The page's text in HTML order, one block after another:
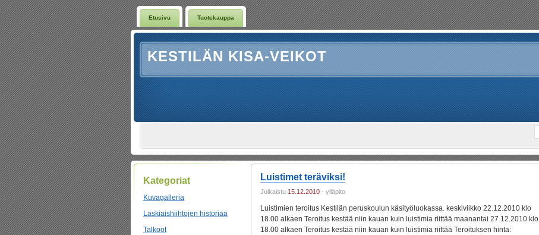
Etusivu Tuotekauppa
KESTILÄN KISA-VEIKOT
Kategoriat
Kuvagalleria
Laskiaishiihtojen historiaa
Talkoot
Luistimet teräviksi!
Julkaistu 15.12.2010 - ylläpito
Luistimien teroitus Kestilän peruskoulun käsityöluokassa. keskiviikko 22.12.2010 klo
18.00 alkaen Teroitus kestää niin kauan kuin luistimia riittää maanantai 27.12.2010 klo
18.00 alkaen Teroitus kestää niin kauan kuin luistimia riittää Teroituksen hinta: